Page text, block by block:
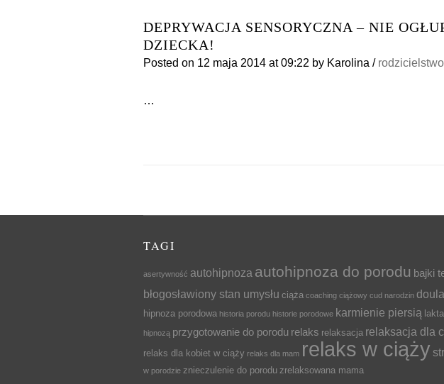
DEPRYWACJA SENSORYCZNA – NIE
DZIECKA!
Posted on 12 maja 2014 at 09:22 by Karolina / rodzicielstwo
…
TAGI
asertywność autohipnoza autohipnoza do porodu bajki
błogosławiony stan umysłu ciąża coaching ciążowy cud narodzin doula
hipnoza porodowa historia porodu historie porodowe karmienie piersią
hipnozą przygotowanie do porodu relaks relaksacja relaksacja dla
relaks dla kobiet w ciąży relaks dla mam relaks w ciąży
w porodzie znieczulenie do porodu zrelaksowana mama